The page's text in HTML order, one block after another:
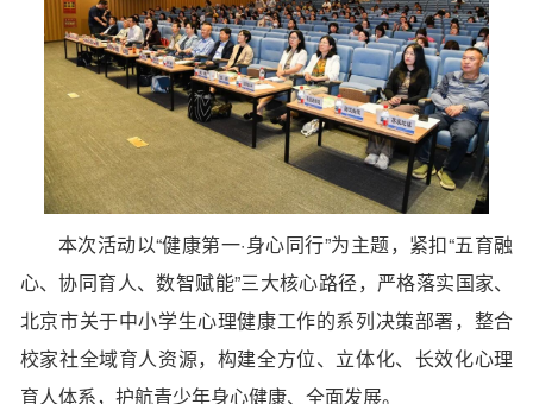
本次活动以“健康第一·身心同行”为主题，紧扣“五育融
心、协同育人、数智赋能”三大核心路径，严格落实国家、
北京市关于中小学生心理健康工作的系列决策部署，整合
校家社全域育人资源，构建全方位、立体化、长效化心理
育人体系，护航青少年身心健康、全面发展。